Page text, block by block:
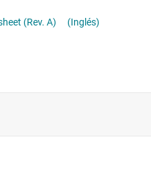
Communications datasheet (Rev. A)
(Inglés)